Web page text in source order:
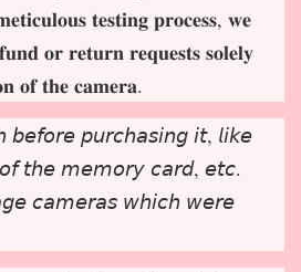
𝐭𝐞𝐬𝐭𝐢𝐧𝐠 𝐩𝐫𝐨𝐜𝐞𝐬𝐬, 𝐰𝐞
𝐨𝐫 𝐫𝐞𝐭𝐮𝐫𝐧 𝐫𝐞𝐪𝐮𝐞𝐬𝐭𝐬 𝐬𝐨𝐥𝐞𝐥𝐲
𝐨𝐟 𝐭𝐡𝐞 𝐜𝐚𝐦𝐞𝐫𝐚.
𝘱𝘶𝘳𝘤𝘩𝘢𝘴𝘪𝘯𝘨 𝘪𝘵, 𝘭𝘪𝘬𝘦
𝘵𝘩𝘦 𝘮𝘦𝘮𝘰𝘳𝘺 𝘤𝘢𝘳𝘥, 𝘦𝘵𝘤.
𝘤𝘢𝘮𝘦𝘳𝘢𝘴 𝘸𝘩𝘪𝘤𝘩 𝘸𝘦𝘳𝘦